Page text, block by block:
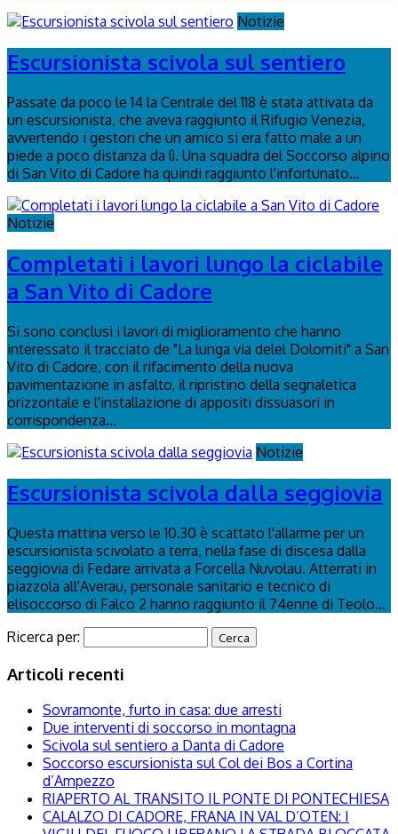
Notizie
Escursionista scivola sul sentiero
Passate da poco le 14 la Centrale del 118 è stata attivata da
un escursionista, che aveva raggiunto il Rifugio Venezia,
avvertendo i gestori che un amico si era fatto male a un
piede a poco distanza da lì. Una squadra del Soccorso alpino
di San Vito di Cadore ha quindi raggiunto l'infortunato...
Notizie
Completati i lavori lungo la ciclabile
a San Vito di Cadore
Si sono conclusi i lavori di miglioramento che hanno
interessato il tracciato de "La lunga via delel Dolomiti" a San
Vito di Cadore, con il rifacimento della nuova
pavimentazione in asfalto, il ripristino della segnaletica
orizzontale e l'installazione di appositi dissuasori in
corrispondenza...
Notizie
Escursionista scivola dalla seggiovia
Questa mattina verso le 10.30 è scattato l'allarme per un
escursionista scivolato a terra, nella fase di discesa dalla
seggiovia di Fedare arrivata a Forcella Nuvolau. Atterrati in
piazzola all'Averau, personale sanitario e tecnico di
elisoccorso di Falco 2 hanno raggiunto il 74enne di Teolo...
Ricerca per:
Articoli recenti
Sovramonte, furto in casa: due arresti
Due interventi di soccorso in montagna
Scivola sul sentiero a Danta di Cadore
Soccorso escursionista sul Col dei Bos a Cortina
d’Ampezzo
RIAPERTO AL TRANSITO IL PONTE DI PONTECHIESA
CALALZO DI CADORE, FRANA IN VAL D’OTEN: I